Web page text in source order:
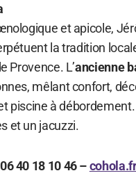
et apicole,
la tradition
Provence. L’ancienne
mêlant confort,
piscine à
et un jacuzzi.
40 18 10 46 –